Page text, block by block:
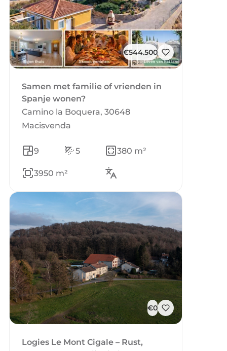
€544.500
Samen met familie of vrienden in
Spanje wonen?
Camino la Boquera, 30648
Macisvenda
9 5 380 m²
3950 m²
€0
Logies Le Mont Cigale – Rust,